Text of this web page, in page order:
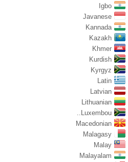
Igbo
Javanese
Kannada
Kazakh
Khmer
Kurdish
Kyrgyz
Latin
Latvian
Lithuanian
Luxembou..
Macedonian
Malagasy
Malay
Malayalam